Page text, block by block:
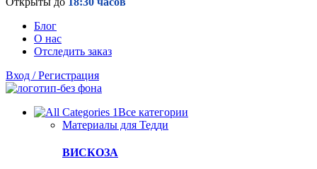
Блог
О нас
Отследить заказ
Вход / Регистрация
Все категории
Материалы для Тедди
ВИСКОЗА